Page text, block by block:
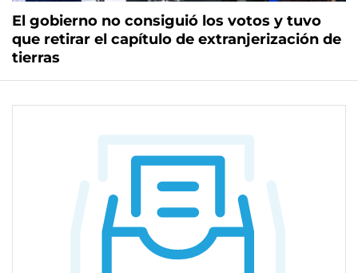
El gobierno no consiguió los votos y tuvo
que retirar el capítulo de extranjerización de
tierras